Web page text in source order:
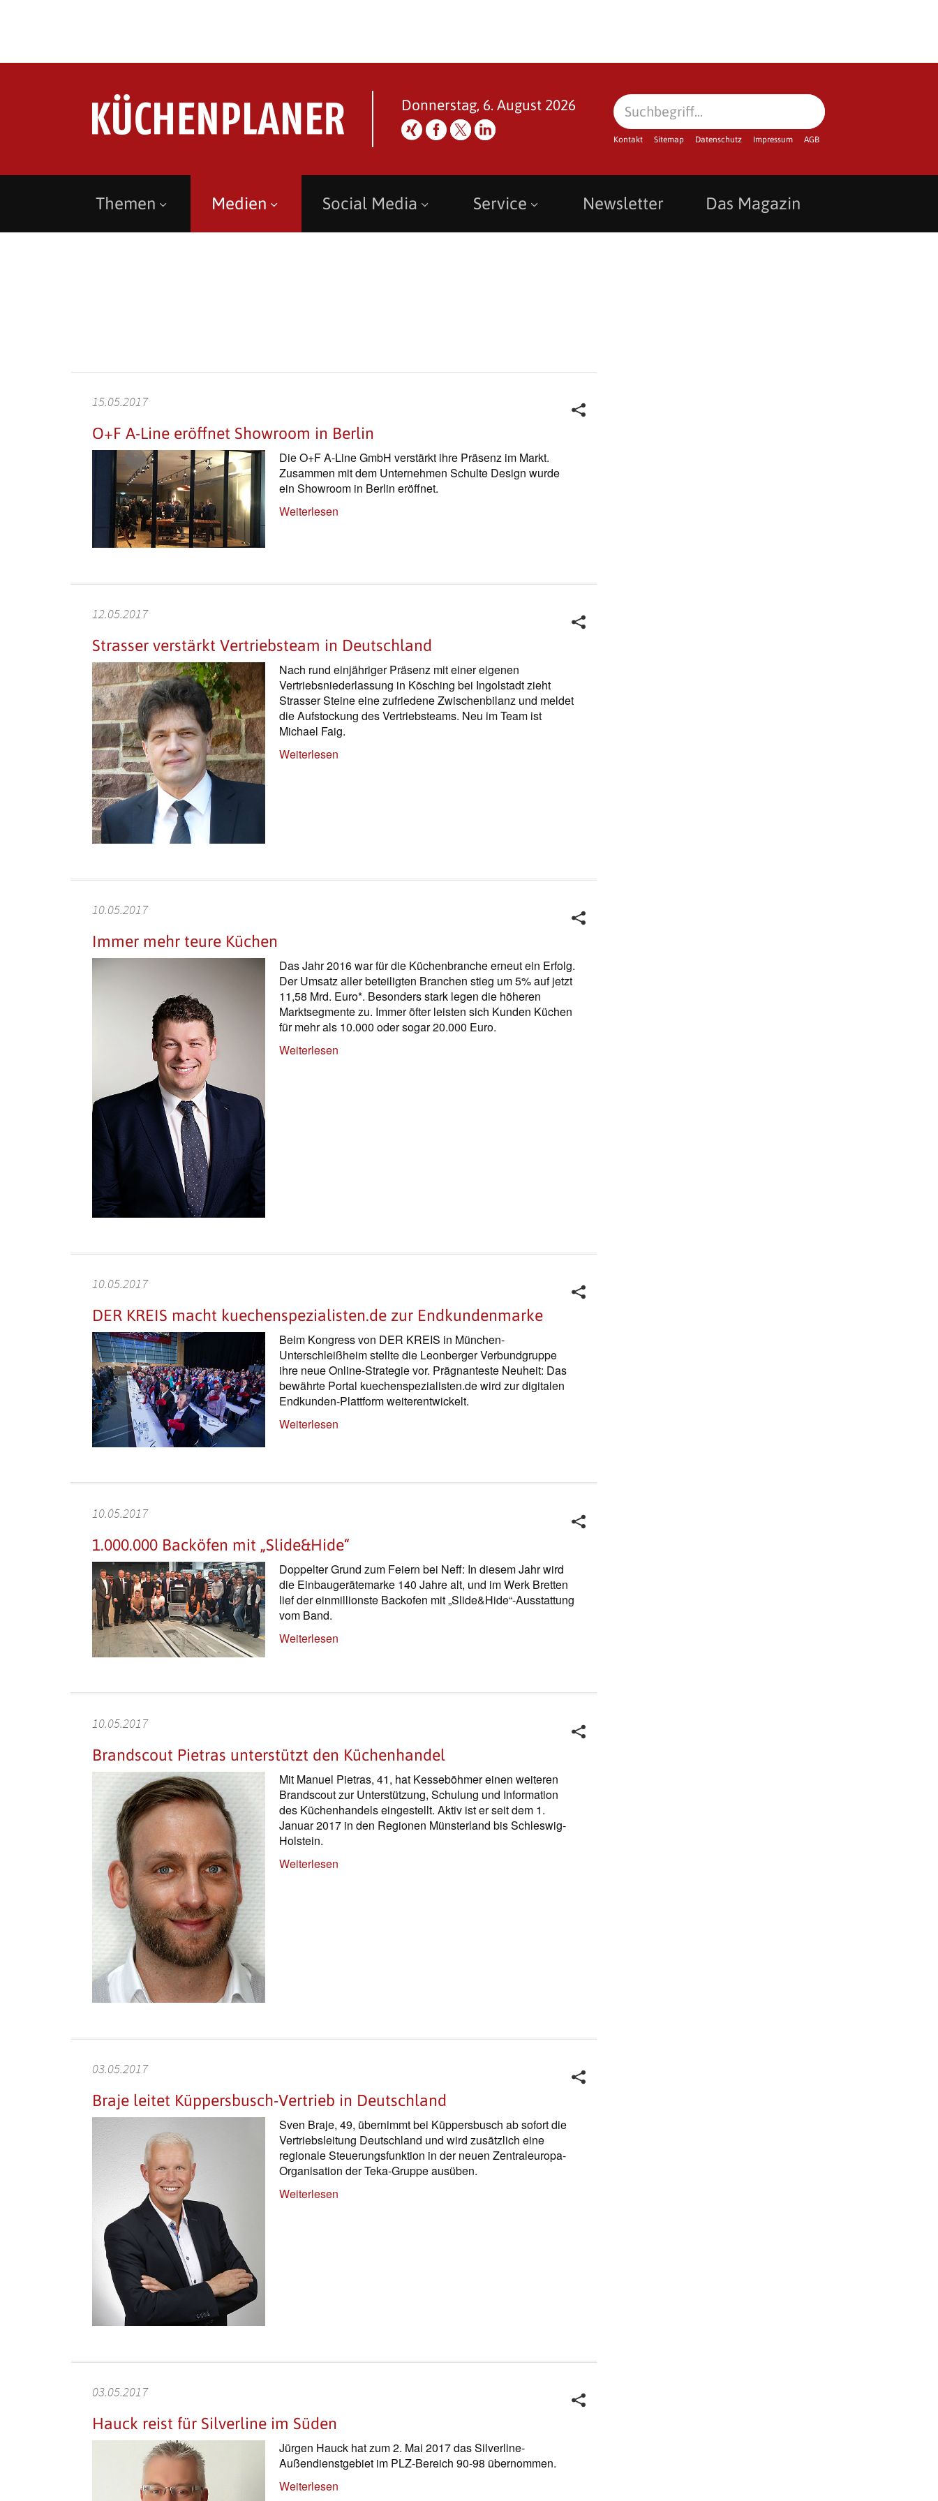
Donnerstag, 6. August 2026
Kontakt Sitemap Datenschutz Impressum AGB
Themen Medien Social Media Service Newsletter Das Magazin
15.05.2017
O+F A-Line eröffnet Showroom in Berlin
Die O+F A-Line GmbH verstärkt ihre Präsenz im Markt.
Zusammen mit dem Unternehmen Schulte Design wurde
ein Showroom in Berlin eröffnet.
Weiterlesen
12.05.2017
Strasser verstärkt Vertriebsteam in Deutschland
Nach rund einjähriger Präsenz mit einer eigenen
Vertriebsniederlassung in Kösching bei Ingolstadt zieht
Strasser Steine eine zufriedene Zwischenbilanz und meldet
die Aufstockung des Vertriebsteams. Neu im Team ist
Michael Faig.
Weiterlesen
10.05.2017
Immer mehr teure Küchen
Das Jahr 2016 war für die Küchenbranche erneut ein Erfolg.
Der Umsatz aller beteiligten Branchen stieg um 5% auf jetzt
11,58 Mrd. Euro*. Besonders stark legen die höheren
Marktsegmente zu. Immer öfter leisten sich Kunden Küchen
für mehr als 10.000 oder sogar 20.000 Euro.
Weiterlesen
10.05.2017
DER KREIS macht kuechenspezialisten.de zur Endkundenmarke
Beim Kongress von DER KREIS in München-
Unterschleißheim stellte die Leonberger Verbundgruppe
ihre neue Online-Strategie vor. Prägnanteste Neuheit: Das
bewährte Portal kuechenspezialisten.de wird zur digitalen
Endkunden-Plattform weiterentwickelt.
Weiterlesen
10.05.2017
1.000.000 Backöfen mit „Slide&Hide“
Doppelter Grund zum Feiern bei Neff: In diesem Jahr wird
die Einbaugerätemarke 140 Jahre alt, und im Werk Bretten
lief der einmillionste Backofen mit „Slide&Hide“-Ausstattung
vom Band.
Weiterlesen
10.05.2017
Brandscout Pietras unterstützt den Küchenhandel
Mit Manuel Pietras, 41, hat Kesseböhmer einen weiteren
Brandscout zur Unterstützung, Schulung und Information
des Küchenhandels eingestellt. Aktiv ist er seit dem 1.
Januar 2017 in den Regionen Münsterland bis Schleswig-
Holstein.
Weiterlesen
03.05.2017
Braje leitet Küppersbusch-Vertrieb in Deutschland
Sven Braje, 49, übernimmt bei Küppersbusch ab sofort die
Vertriebsleitung Deutschland und wird zusätzlich eine
regionale Steuerungsfunktion in der neuen Zentraleuropa-
Organisation der Teka-Gruppe ausüben.
Weiterlesen
03.05.2017
Hauck reist für Silverline im Süden
Jürgen Hauck hat zum 2. Mai 2017 das Silverline-
Außendienstgebiet im PLZ-Bereich 90-98 übernommen.
Weiterlesen